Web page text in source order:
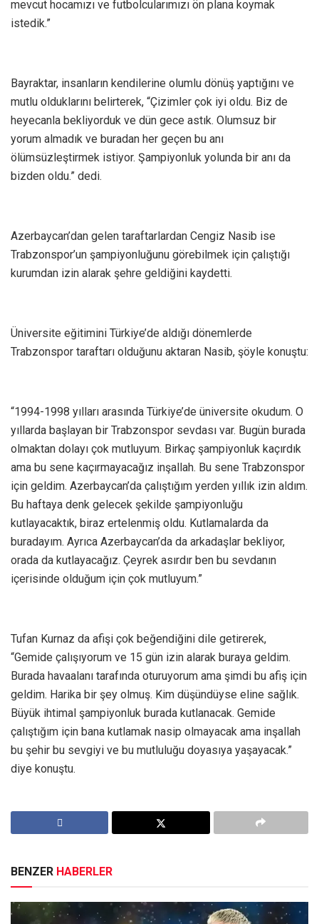
mevcut hocamızı ve futbolcularımızı ön plana koymak
istedik.”
Bayraktar, insanların kendilerine olumlu dönüş yaptığını ve
mutlu olduklarını belirterek, “Çizimler çok iyi oldu. Biz de
heyecanla bekliyorduk ve dün gece astık. Olumsuz bir
yorum almadık ve buradan her geçen bu anı
ölümsüzleştirmek istiyor. Şampiyonluk yolunda bir anı da
bizden oldu.” dedi.
Azerbaycan’dan gelen taraftarlardan Cengiz Nasib ise
Trabzonspor’un şampiyonluğunu görebilmek için çalıştığı
kurumdan izin alarak şehre geldiğini kaydetti.
Üniversite eğitimini Türkiye’de aldığı dönemlerde
Trabzonspor taraftarı olduğunu aktaran Nasib, şöyle konuştu:
“1994-1998 yılları arasında Türkiye’de üniversite okudum. O
yıllarda başlayan bir Trabzonspor sevdası var. Bugün burada
olmaktan dolayı çok mutluyum. Birkaç şampiyonluk kaçırdık
ama bu sene kaçırmayacağız inşallah. Bu sene Trabzonspor
için geldim. Azerbaycan’da çalıştığım yerden yıllık izin aldım.
Bu haftaya denk gelecek şekilde şampiyonluğu
kutlayacaktık, biraz ertelenmiş oldu. Kutlamalarda da
buradayım. Ayrıca Azerbaycan’da da arkadaşlar bekliyor,
orada da kutlayacağız. Çeyrek asırdır ben bu sevdanın
içerisinde olduğum için çok mutluyum.”
Tufan Kurnaz da afişi çok beğendiğini dile getirerek,
“Gemide çalışıyorum ve 15 gün izin alarak buraya geldim.
Burada havaalanı tarafında oturuyorum ama şimdi bu afiş için
geldim. Harika bir şey olmuş. Kim düşündüyse eline sağlık.
Büyük ihtimal şampiyonluk burada kutlanacak. Gemide
çalıştığım için bana kutlamak nasip olmayacak ama inşallah
bu şehir bu sevgiyi ve bu mutluluğu doyasıya yaşayacak.”
diye konuştu.
BENZER HABERLER